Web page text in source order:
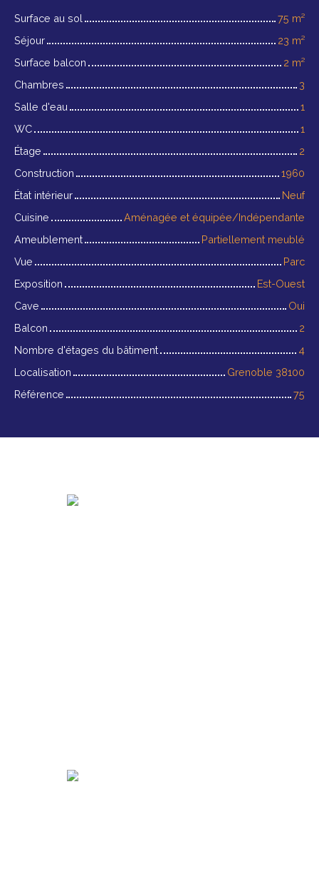
Surface au sol
75 m²
Séjour
23 m²
Surface balcon
2 m²
Chambres
3
Salle d'eau
1
WC
1
Étage
2
Construction
1960
État intérieur
Neuf
Cuisine
Aménagée et équipée/Indépendante
Ameublement
Partiellement meublé
Vue
Parc
Exposition
Est-Ouest
Cave
Oui
Balcon
2
Nombre d'étages du bâtiment
4
Localisation
Grenoble 38100
Référence
75